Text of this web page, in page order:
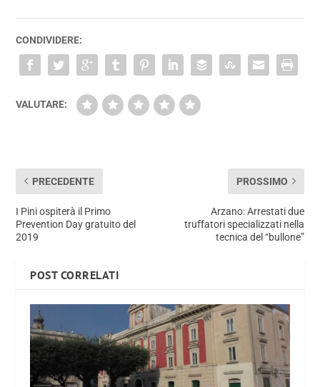
CONDIVIDERE:
VALUTARE:
PRECEDENTE
I Pini ospiterà il Primo
Prevention Day gratuito del
2019
PROSSIMO
Arzano: Arrestati due
truffatori specializzati nella
tecnica del “bullone”
POST CORRELATI